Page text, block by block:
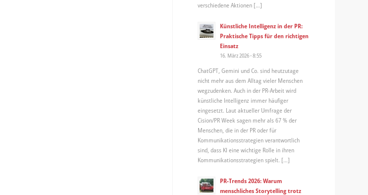
verschiedene Aktionen […]
Künstliche Intelligenz in der PR:
Praktische Tipps für den richtigen
Einsatz
16. März 2026 - 8:55
ChatGPT, Gemini und Co. sind heutzutage
nicht mehr aus dem Alltag vieler Menschen
wegzudenken. Auch in der PR-Arbeit wird
künstliche Intelligenz immer häufiger
eingesetzt. Laut aktueller Umfrage der
Cision/PR Week sagen mehr als 67 % der
Menschen, die in der PR oder für
Kommunikationsstrategien verantwortlich
sind, dass KI eine wichtige Rolle in ihren
Kommunikationsstrategien spielt. […]
PR-Trends 2026: Warum
menschliches Storytelling trotz